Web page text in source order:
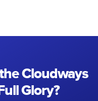
Cloudways
Glory?